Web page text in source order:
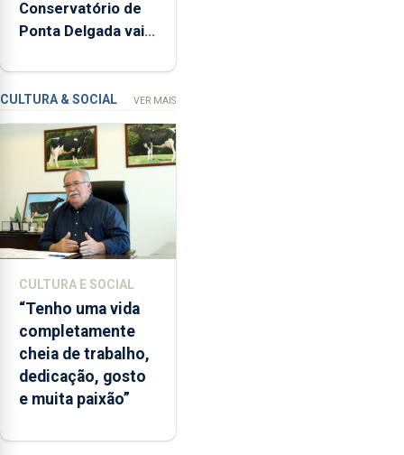
inspeções
relacionadas
a
apanha
ilegal
lapas
2022
e
2026.
ilha
das
Flores
apresenta
um
“decréscimo
da
Conservatório de
Ponta Delgada vai
instrumentos
CULTURA & SOCIAL VER MAIS
CULTURA E SOCIAL
“Tenho uma vida
completamente
cheia de trabalho,
dedicação, gosto
e muita paixão”